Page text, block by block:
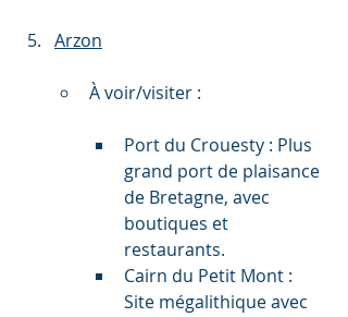
Arzon
À voir/visiter :
Port du Crouesty : Plus
grand port de plaisance
de Bretagne, avec
boutiques et
restaurants.
Cairn du Petit Mont :
Site mégalithique avec